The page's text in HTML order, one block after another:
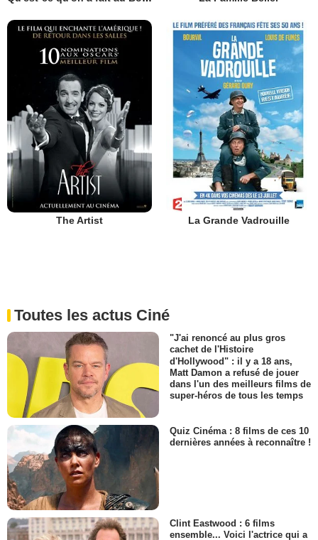
The Artist La Grande Vadrouille
Toutes les actus Ciné
"J'ai renoncé au plus gros
cachet de l'Histoire
d'Hollywood" : il y a 18 ans,
Matt Damon a refusé de jouer
dans l'un des meilleurs films de
super-héros de tous les temps
Quiz Cinéma : 8 films de ces 10
dernières années à reconnaître !
Clint Eastwood : 6 films
ensemble... Voici l'actrice qui a